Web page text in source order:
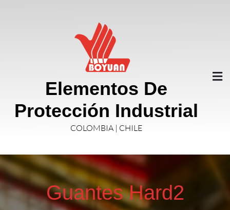
Elementos De
Protección Industrial
COLOMBIA | CHILE
Guantes Hard2